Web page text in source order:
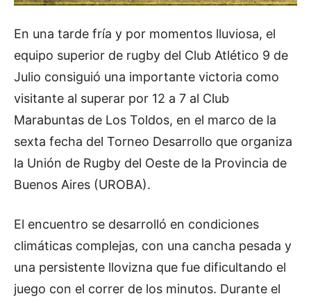
En una tarde fría y por momentos lluviosa, el
equipo superior de rugby del Club Atlético 9 de
Julio consiguió una importante victoria como
visitante al superar por 12 a 7 al Club
Marabuntas de Los Toldos, en el marco de la
sexta fecha del Torneo Desarrollo que organiza
la Unión de Rugby del Oeste de la Provincia de
Buenos Aires (UROBA).
El encuentro se desarrolló en condiciones
climáticas complejas, con una cancha pesada y
una persistente llovizna que fue dificultando el
juego con el correr de los minutos. Durante el